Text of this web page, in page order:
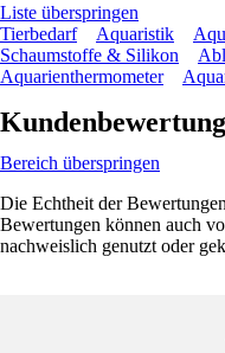
Liste überspringen
Tierbedarf
Aquaristik
Schaumstoffe & Silikon
Aquarienthermometer
Bereich überspringen
Die Echtheit der
Bewertungen können auch
nachweislich genutzt oder